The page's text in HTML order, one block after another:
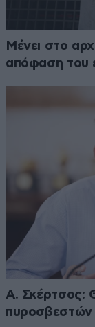
Μένει στο
απόφαση του
Α. Σκέρτσος:
πυροσβεστών